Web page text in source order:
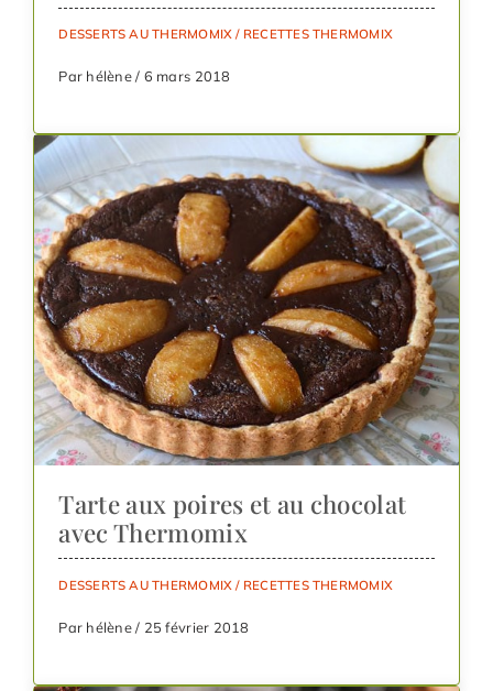
DESSERTS AU THERMOMIX / RECETTES THERMOMIX
Par hélène / 6 mars 2018
Tarte aux poires et au chocolat
avec Thermomix
DESSERTS AU THERMOMIX / RECETTES THERMOMIX
Par hélène / 25 février 2018